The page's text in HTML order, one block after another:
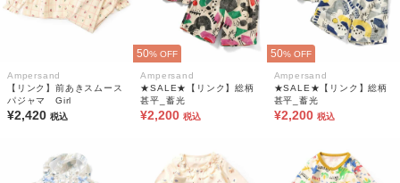
Ampersand
【リンク】前あきスムース
パジャマ Girl
¥2,420 税込
50% OFF
Ampersand
★SALE★【リンク】総柄
甚平_蓄光
¥2,200 税込
50% OFF
Ampersand
★SALE★【リンク】総柄
甚平_蓄光
¥2,200 税込